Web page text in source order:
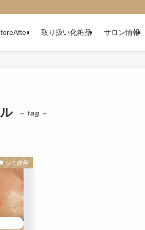
取り扱い化粧品 サロン情報
– tag –
シミ改善